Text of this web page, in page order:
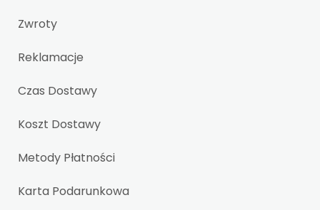
Zwroty
Reklamacje
Czas Dostawy
Koszt Dostawy
Metody Płatności
Karta Podarunkowa